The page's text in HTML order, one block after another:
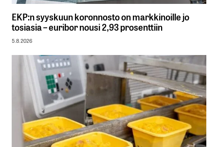
EKP:n syyskuun koronnosto on markkinoille jo
tosiasia – euribor nousi 2,93 prosenttiin
5.8.2026